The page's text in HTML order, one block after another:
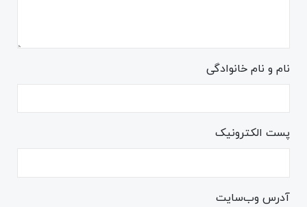
نام و نام خانوادگی
پست الکترونیک
آدرس وب‌سایت